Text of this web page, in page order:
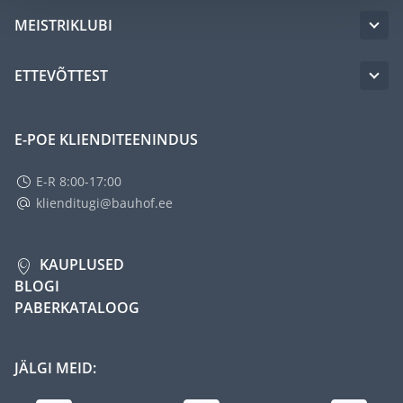
MEISTRIKLUBI
ETTEVÕTTEST
E-POE KLIENDITEENINDUS
E-R 8:00-17:00
klienditugi@bauhof.ee
KAUPLUSED
BLOGI
PABERKATALOOG
JÄLGI MEID: